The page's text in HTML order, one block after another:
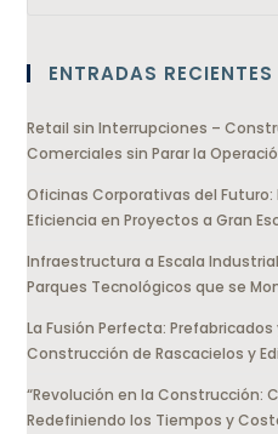
ENTRADAS RECIENTES
Retail sin Interrupciones –
Comerciales sin Parar la
Oficinas Corporativas del
Eficiencia en Proyectos a Gran
Infraestructura a Escala
Parques Tecnológicos que se
La Fusión Perfecta:
Construcción de Rascacielos y
“Revolución en la Construcción:
Redefiniendo los Tiempos y